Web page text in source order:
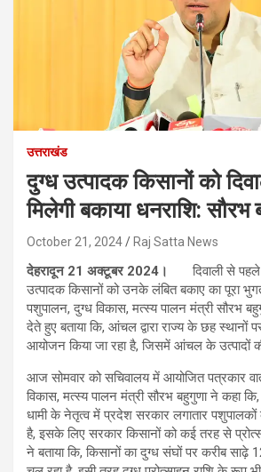
उत्तराखंड
दुग्ध उत्पादक किसानों को
मिलेगी बकाया धनराशि: सौरभ
October 21, 2024 Raj Satta News
देहरादून 21 अक्टूबर 2024।
दिवाली से
उत्पादक किसानों को उनके लंबित बकाए का पूरा
पशुपालन, दुग्ध विकास, मत्स्य पालन मंत्री सौरभ
देते हुए बताया कि, आंचल द्वारा राज्य के छह स्थानों
आयोजन किया जा रहा है, जिसमें आंचल के उत्पादों
आज सोमवार को सचिवालय में आयोजित पत्रकार
विकास, मत्स्य पालन मंत्री सौरभ बहुगुणा ने कहा
धामी के नेतृत्व में प्रदेश सरकार लगातार पशुपालकों
है, इसके लिए सरकार किसानों को कई तरह से
ने बताया कि, किसानों का दुग्ध संघों पर करीब साढ़े